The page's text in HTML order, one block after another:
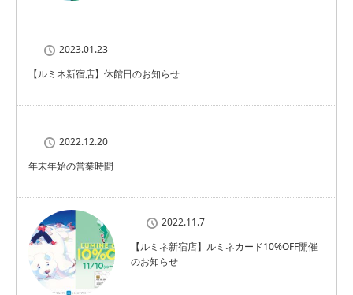
2023.01.23
【ルミネ新宿店】休館日のお知らせ
2022.12.20
年末年始の営業時間
2022.11.7
【ルミネ新宿店】ルミネカード10%OFF開催
のお知らせ